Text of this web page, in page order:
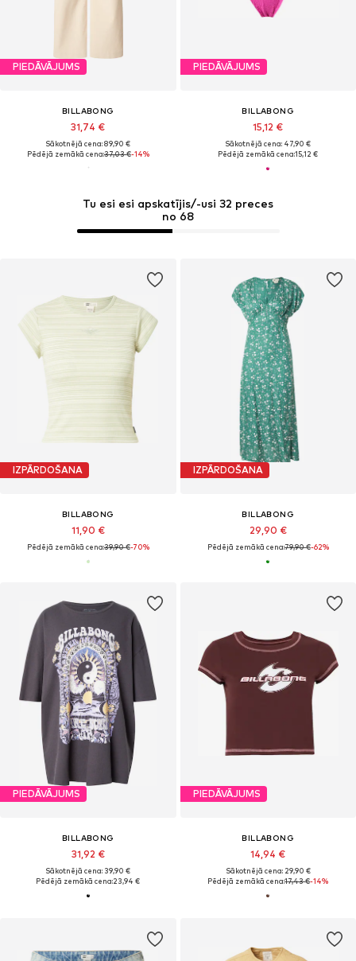
Tu esi esi apskatījis/-usi 32 preces
no 68
PIEDĀVĀJUMS
BILLABONG
31,74 €
Sākotnējā cena: 89,90 €
Pēdējā zemākā cena:37,03 €-14%
PIEDĀVĀJUMS
BILLABONG
15,12 €
Sākotnējā cena: 47,90 €
Pēdējā zemākā cena:15,12 €
IZPĀRDOŠANA
BILLABONG
11,90 €
Pēdējā zemākā cena:39,90 €-70%
IZPĀRDOŠANA
BILLABONG
29,90 €
Pēdējā zemākā cena:79,90 €-62%
PIEDĀVĀJUMS
BILLABONG
31,92 €
Sākotnējā cena: 39,90 €
Pēdējā zemākā cena:23,94 €
PIEDĀVĀJUMS
BILLABONG
14,94 €
Sākotnējā cena: 29,90 €
Pēdējā zemākā cena:17,43 €-14%